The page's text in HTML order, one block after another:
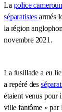
La police
séparatistes armés
la région
novembre 2021.
La fusillade a eu
a repéré des
étaient venus pour
ville fantôme » par